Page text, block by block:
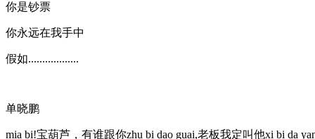
你是钞票
你永远在我手中
假如..................
单晓鹏
mia bi!宝葫芦，有谁跟你zhu bi dao guai,老板我定叫他xi bi da